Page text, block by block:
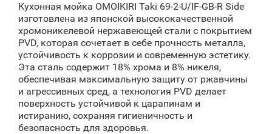
Кухонная мойка OMOIKIRI Taki 69-2-U/IF-GB-R Side
изготовлена из японской высококачественной
хромоникелевой нержавеющей стали с покрытием
PVD, которая сочетает в себе прочность металла,
устойчивость к коррозии и современную эстетику.
Эта сталь содержит 18% хрома и 8% никеля,
обеспечивая максимальную защиту от ржавчины
и агрессивных сред, а технология PVD делает
поверхность устойчивой к царапинам и
истиранию, сохраняя гигиеничность и
безопасность для здоровья.